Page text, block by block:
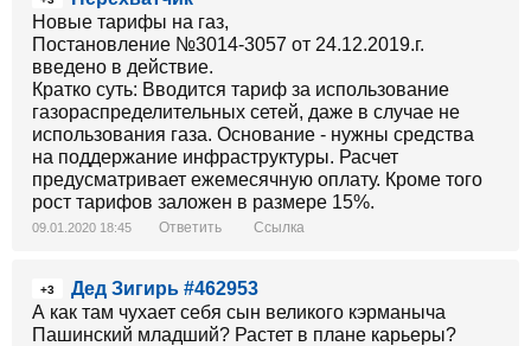
Новые тарифы на газ,
Постановление №3014-3057 от 24.12.2019.г.
введено в действие.
Кратко суть: Вводится тариф за использование
газораспределительных сетей, даже в случае не
использования газа. Основание - нужны средства
на поддержание инфраструктуры. Расчет
предусматривает ежемесячную оплату. Кроме того
рост тарифов заложен в размере 15%.
09.01.2020 18:45 Ответить Ссылка
+3
Дед Зигирь #462953
А как там чухает себя сын великого кэрманыча
Пашинский младший? Растет в плане карьеры?